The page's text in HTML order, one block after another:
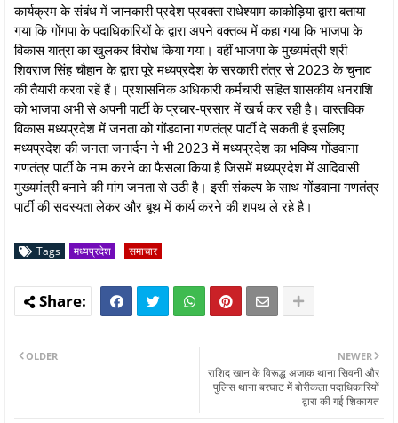
कार्यक्रम के संबंध में जानकारी प्रदेश प्रवक्ता राधेश्याम काकोड़िया द्वारा बताया
गया कि गोंगपा के पदाधिकारियों के द्वारा अपने वक्तव्य में कहा गया कि भाजपा के
विकास यात्रा का खुलकर विरोध किया गया। वहीं भाजपा के मुख्यमंत्री श्री
शिवराज सिंह चौहान के द्वारा पूरे मध्यप्रदेश के सरकारी तंत्र से 2023 के चुनाव
की तैयारी करवा रहें हैं। प्रशासनिक अधिकारी कर्मचारी सहित शासकीय धनराशि
को भाजपा अभी से अपनी पार्टी के प्रचार-प्रसार में खर्च कर रही है। वास्तविक
विकास मध्यप्रदेश में जनता को गोंडवाना गणतंत्र पार्टी दे सकती है इसलिए
मध्यप्रदेश की जनता जनार्दन ने भी 2023 में मध्यप्रदेश का भविष्य गोंडवाना
गणतंत्र पार्टी के नाम करने का फैसला किया है जिसमें मध्यप्रदेश में आदिवासी
मुख्यमंत्री बनाने की मांग जनता से उठी है। इसी संकल्प के साथ गोंडवाना गणतंत्र
पार्टी की सदस्यता लेकर और बूथ में कार्य करने की शपथ ले रहे है।
Tags मध्यप्रदेश समाचार
NEWER
राशिद खान के विरूद्ध अजाक थाना सिवनी और
पुलिस थाना बरघाट में बोरीकला पदाधिकारियों
द्वारा की गई शिकायत
OLDER